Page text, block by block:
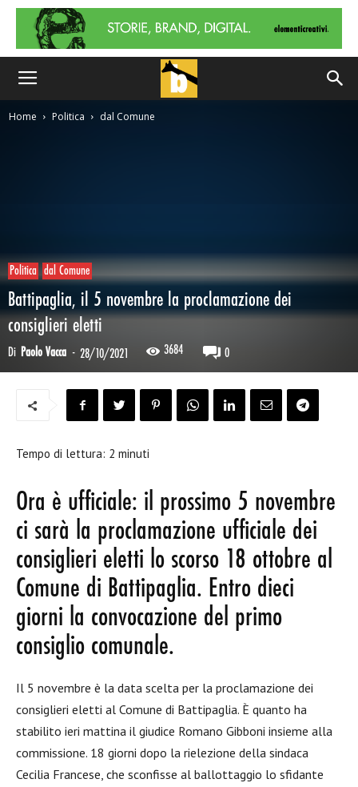
Home Politica dal Comune
Politica dal Comune
Battipaglia, il 5 novembre la proclamazione dei
consiglieri eletti
Di Paolo Vacca - 28/10/2021 3684 0
Tempo di lettura: 2 minuti
Ora è ufficiale: il prossimo 5 novembre
ci sarà la proclamazione ufficiale dei
consiglieri eletti lo scorso 18 ottobre al
Comune di Battipaglia. Entro dieci
giorni la convocazione del primo
consiglio comunale.
Il 5 novembre è la data scelta per la proclamazione dei
consiglieri eletti al Comune di Battipaglia. È quanto ha
stabilito ieri mattina il giudice Romano Gibboni insieme alla
commissione. 18 giorni dopo la rielezione della sindaca
Cecilia Francese, che sconfisse al ballottaggio lo sfidante